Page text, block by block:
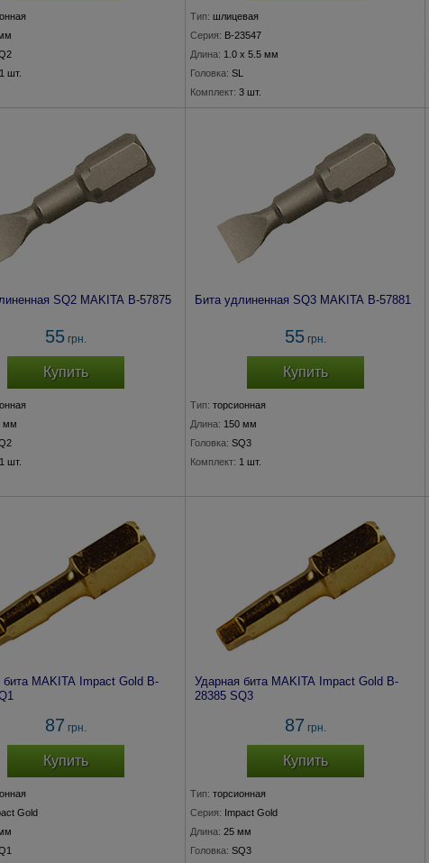
1 шт.
Тип: шлицевая
Серия: B-23547
Длина: 1.0 x 5.5 мм
Головка: SL
Комплект: 3 шт.
SQ2 MAKITA B-57875
55грн.
Купить
мм
1 шт.
Бита удлиненная SQ3 MAKITA B-57881
55грн.
Купить
Тип: торсионная
Длина: 150 мм
Головка: SQ3
Комплект: 1 шт.
бита MAKITA Impact Gold B-
87 грн.
Купить
Gold
Ударная бита MAKITA Impact Gold B-
28385 SQ3
87 грн.
Купить
Тип: торсионная
Серия: Impact Gold
Длина: 25 мм
Головка: SQ3